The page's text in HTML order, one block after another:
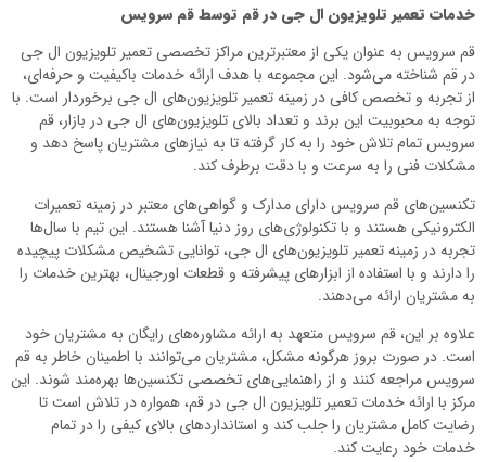
خدمات تعمیر تلویزیون ال جی در قم توسط قم سرویس
قم سرویس به عنوان یکی از معتبرترین مراکز تخصصی تعمیر تلویزیون ال جی
در قم شناخته می‌شود. این مجموعه با هدف ارائه خدمات باکیفیت و حرفه‌ای،
از تجربه و تخصص کافی در زمینه تعمیر تلویزیون‌های ال جی برخوردار است. با
توجه به محبوبیت این برند و تعداد بالای تلویزیون‌های ال جی در بازار، قم
سرویس تمام تلاش خود را به کار گرفته تا به نیازهای مشتریان پاسخ دهد و
مشکلات فنی را به سرعت و با دقت برطرف کند.
تکنسین‌های قم سرویس دارای مدارک و گواهی‌های معتبر در زمینه تعمیرات
الکترونیکی هستند و با تکنولوژی‌های روز دنیا آشنا هستند. این تیم با سال‌ها
تجربه در زمینه تعمیر تلویزیون‌های ال جی، توانایی تشخیص مشکلات پیچیده
را دارند و با استفاده از ابزارهای پیشرفته و قطعات اورجینال، بهترین خدمات را
به مشتریان ارائه می‌دهند.
علاوه بر این، قم سرویس متعهد به ارائه مشاوره‌های رایگان به مشتریان خود
است. در صورت بروز هرگونه مشکل، مشتریان می‌توانند با اطمینان خاطر به قم
سرویس مراجعه کنند و از راهنمایی‌های تخصصی تکنسین‌ها بهره‌مند شوند. این
مرکز با ارائه خدمات تعمیر تلویزیون ال جی در قم، همواره در تلاش است تا
رضایت کامل مشتریان را جلب کند و استانداردهای بالای کیفی را در تمام
خدمات خود رعایت کند.